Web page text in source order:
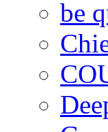
be